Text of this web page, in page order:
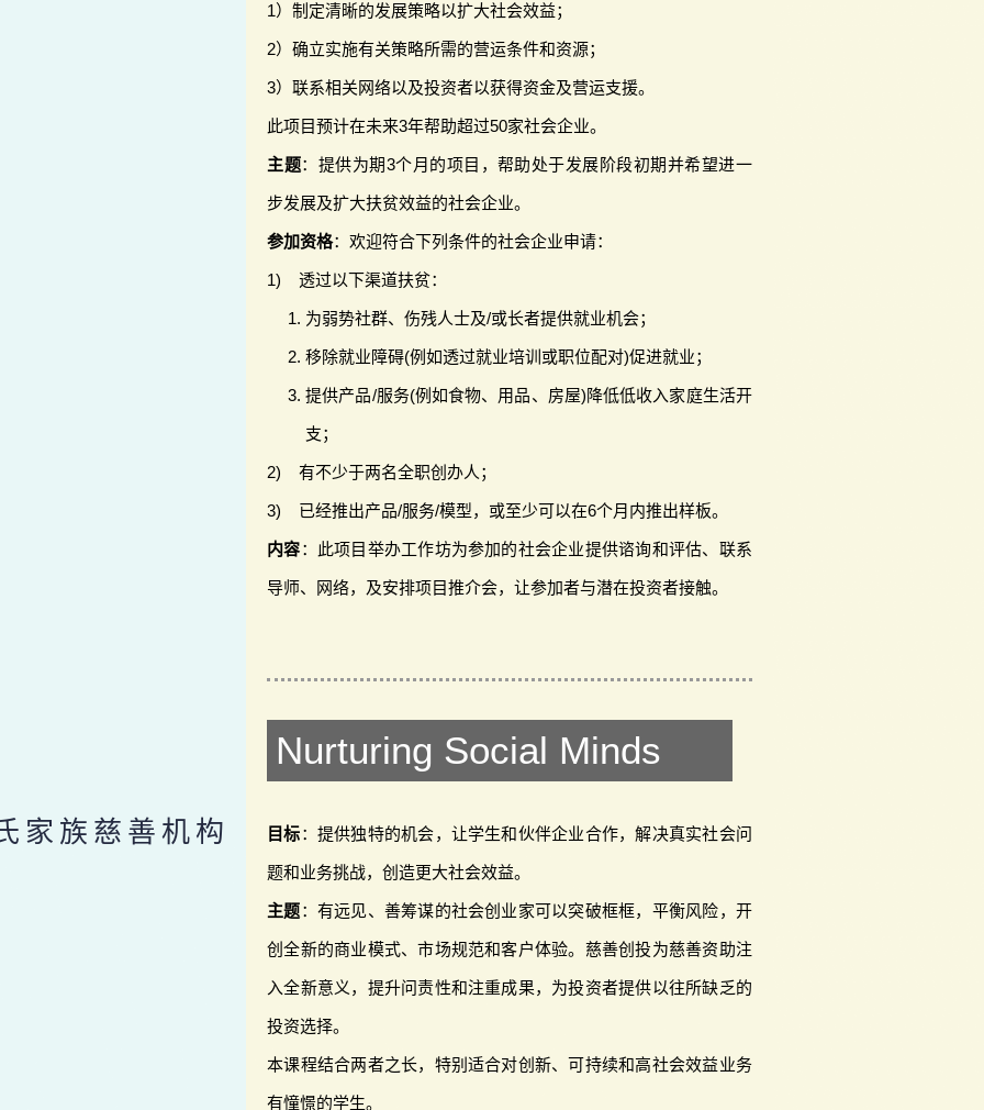
1）制定清晰的发展策略以扩大社会效益；
2）确立实施有关策略所需的营运条件和资源；
3）联系相关网络以及投资者以获得资金及营运支援。
此项目预计在未来3年帮助超过50家社会企业。
主题：提供为期3个月的项目，帮助处于发展阶段初期并希望进一
步发展及扩大扶贫效益的社会企业。
参加资格：欢迎符合下列条件的社会企业申请：
1) 透过以下渠道扶贫：
为弱势社群、伤残人士及/或长者提供就业机会；
移除就业障碍(例如透过就业培训或职位配对)促进就业；
提供产品/服务(例如食物、用品、房屋)降低低收入家庭生活开
支；
2) 有不少于两名全职创办人；
3) 已经推出产品/服务/模型，或至少可以在6个月内推出样板。
内容：此项目举办工作坊为参加的社会企业提供谘询和评估、联系
导师、网络，及安排项目推介会，让参加者与潜在投资者接触。
Nurturing Social Minds
家族慈善机构 目标：提供独特的机会，让学生和伙伴企业合作，解决真实社会问
题和业务挑战，创造更大社会效益。
主题：有远见、善筹谋的社会创业家可以突破框框，平衡风险，开
创全新的商业模式、市场规范和客户体验。慈善创投为慈善资助注
入全新意义，提升问责性和注重成果，为投资者提供以往所缺乏的
投资选择。
本课程结合两者之长，特别适合对创新、可持续和高社会效益业务
有憧憬的学生。